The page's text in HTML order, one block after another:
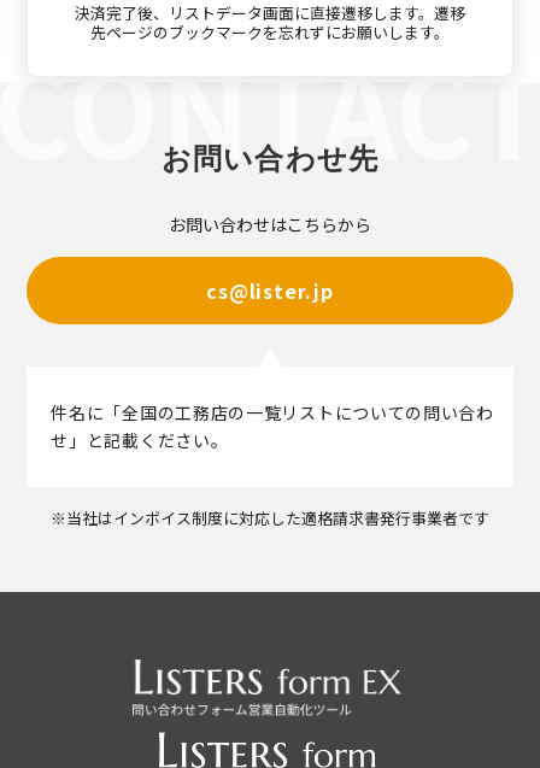
決済完了後、リストデータ画面に直接遷移します。遷移
先ページのブックマークを忘れずにお願いします。
お問い合わせ先
お問い合わせはこちらから
cs@lister.jp
件名に「全国の工務店の一覧リストについての問い合わ
せ」と記載ください。
※当社はインボイス制度に対応した適格請求書発行事業者です